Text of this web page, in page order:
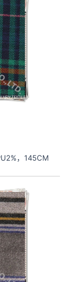
，145CM